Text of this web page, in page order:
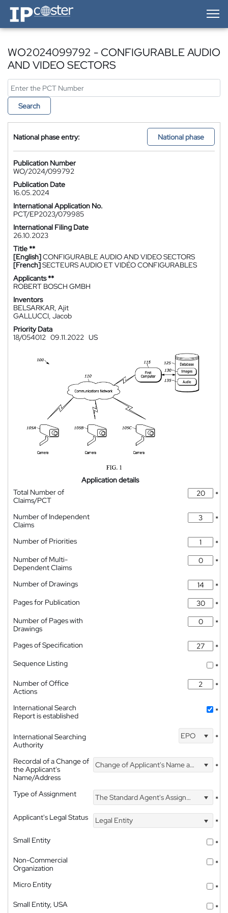
IP-Coster — Home
WO2024099792 - CONFIGURABLE AUDIO
AND VIDEO SECTORS
Search
National phase entry: National phase
Publication Number
WO/2024/099792
Publication Date
16.05.2024
International Application No.
PCT/EP2023/079985
International Filing Date
26.10.2023
Title **
[English]CONFIGURABLE AUDIO AND VIDEO SECTORS
[French]SECTEURS AUDIO ET VIDÉO CONFIGURABLES
Applicants **
ROBERT BOSCH GMBH
Inventors
BELSARKAR, Ajit
GALLUCCI, Jacob
Priority Data
18/054012 09.11.2022 US
Application details
Total Number of
Claims/PCT
*
Number of Independent
Claims
*
Number of Priorities
*
Number of Multi-
Dependent Claims
*
Number of Drawings
*
Pages for Publication
*
Number of Pages with
Drawings
*
Pages of Specification
*
Sequence Listing
*
Number of Office
Actions
*
International Search
Report is established
*
International Searching
Authority
EPO *
Recordal of a Change of
the Applicant's
Name/Address
Change of Applicant's Name and Address *
Type of Assignment The Standard Agent's Assignment
*
Applicant's Legal Status
Legal Entity
*
Small Entity
*
Non-Commercial
Organization
*
Micro Entity
*
Small Entity, USA
*